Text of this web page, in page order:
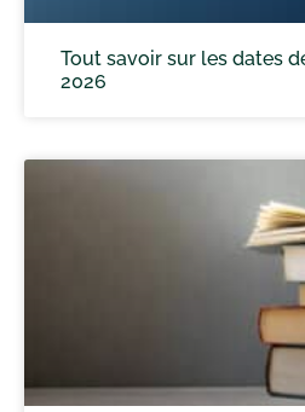
Tout savoir sur les dates
2026